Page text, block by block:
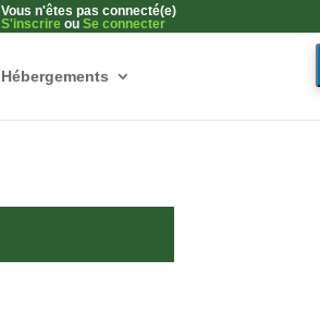
Vous n'êtes pas connecté(e)
S'inscrire ou Se connecter
Hébergements